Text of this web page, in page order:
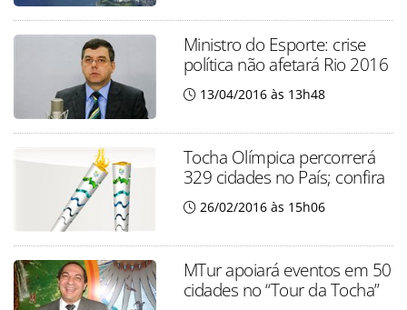
Ministro do Esporte: crise
política não afetará Rio 2016
13/04/2016 às 13h48
Tocha Olímpica percorrerá
329 cidades no País; confira
26/02/2016 às 15h06
MTur apoiará eventos em 50
cidades no “Tour da Tocha”